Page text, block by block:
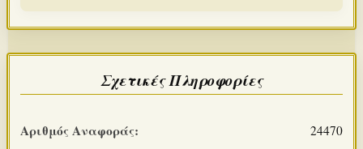
Σχετικές Πληροφορίες
Αριθμός Αναφοράς: 24470